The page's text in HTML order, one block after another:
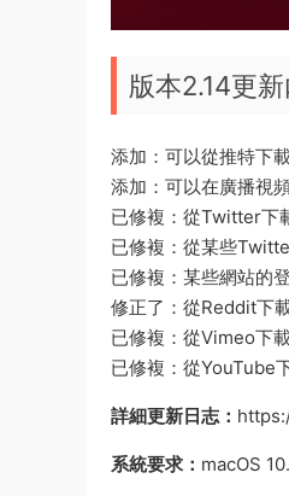
版本2.14更
添加：可以從推特下
添加：可以在廣播視
已修複：從Twitter下
已修複：從某些
已修複：某些網站的登
修正了：從Reddit下
已修複：從Vimeo下
已修複：從YouTube
詳細更新日志：
系統要求： macOS